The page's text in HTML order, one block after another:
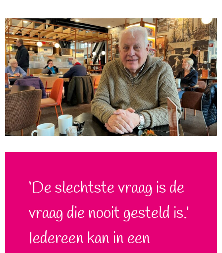
‘De slechtste vraag is de
vraag die nooit gesteld is.’
Iedereen kan in een